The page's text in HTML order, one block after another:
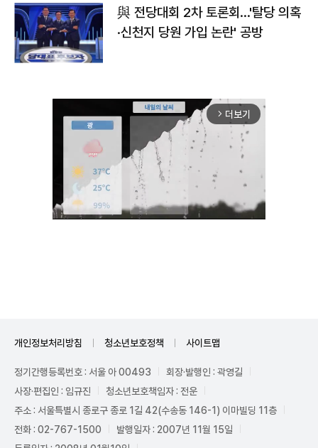
與 전당대회 2차 토론회…'탈당 의혹
·신천지 당원 가입 논란' 공방
arrow_forward_ios 더보기
개인정보처리방침 청소년보호정책 사이트맵
정기간행등록번호 : 서울 아 00493
회장·발행인 : 곽영길
사장·편집인 : 임규진
청소년보호책임자 : 전운
주소 : 서울특별시 종로구 종로 1길 42(수송동 146-1) 이마빌딩 11층
전화 : 02-767-1500
발행일자 : 2007년 11월 15일